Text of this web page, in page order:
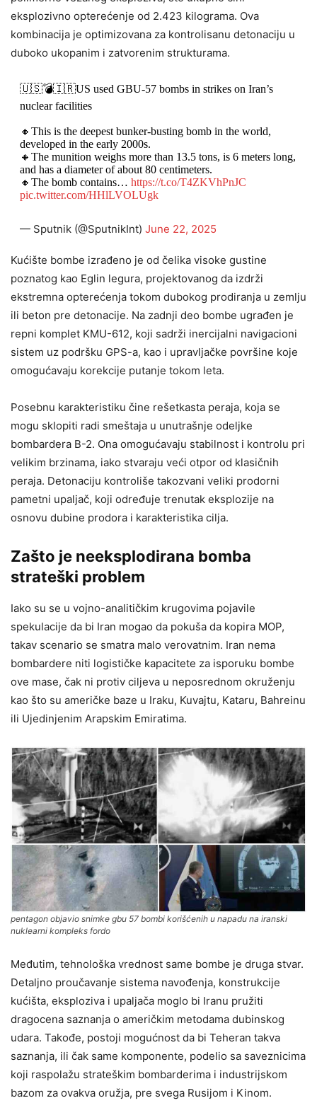
eksplozivno opterećenje od 2.423 kilograma. Ova
kombinacija je optimizovana za kontrolisanu detonaciju u
duboko ukopanim i zatvorenim strukturama.
🇺🇸💣🇮🇷US used GBU-57 bombs in strikes on Iran’s
nuclear facilities
🔸This is the deepest bunker-busting bomb in the world,
developed in the early 2000s.
🔸The munition weighs more than 13.5 tons, is 6 meters long,
and has a diameter of about 80 centimeters.
🔸The bomb contains… https://t.co/T4ZKVhPnJC
pic.twitter.com/HHlLVOLUgk
— Sputnik (@SputnikInt) June 22, 2025
Kućište bombe izrađeno je od čelika visoke gustine
poznatog kao Eglin legura, projektovanog da izdrži
ekstremna opterećenja tokom dubokog prodiranja u zemlju
ili beton pre detonacije. Na zadnji deo bombe ugrađen je
repni komplet KMU-612, koji sadrži inercijalni navigacioni
sistem uz podršku GPS-a, kao i upravljačke površine koje
omogućavaju korekcije putanje tokom leta.
Posebnu karakteristiku čine rešetkasta peraja, koja se
mogu sklopiti radi smeštaja u unutrašnje odeljke
bombardera B-2. Ona omogućavaju stabilnost i kontrolu pri
velikim brzinama, iako stvaraju veći otpor od klasičnih
peraja. Detonaciju kontroliše takozvani veliki prodorni
pametni upaljač, koji određuje trenutak eksplozije na
osnovu dubine prodora i karakteristika cilja.
Zašto je neeksplodirana bomba
strateški problem
Iako su se u vojno-analitičkim krugovima pojavile
spekulacije da bi Iran mogao da pokuša da kopira MOP,
takav scenario se smatra malo verovatnim. Iran nema
bombardere niti logističke kapacitete za isporuku bombe
ove mase, čak ni protiv ciljeva u neposrednom okruženju
kao što su američke baze u Iraku, Kuvajtu, Kataru, Bahreinu
ili Ujedinjenim Arapskim Emiratima.
pentagon objavio snimke gbu 57 bombi korišćenih u napadu na iranski
nuklearni kompleks fordo
Međutim, tehnološka vrednost same bombe je druga stvar.
Detaljno proučavanje sistema navođenja, konstrukcije
kućišta, eksploziva i upaljača moglo bi Iranu pružiti
dragocena saznanja o američkim metodama dubinskog
udara. Takođe, postoji mogućnost da bi Teheran takva
saznanja, ili čak same komponente, podelio sa saveznicima
koji raspolažu strateškim bombarderima i industrijskom
bazom za ovakva oružja, pre svega Rusijom i Kinom.